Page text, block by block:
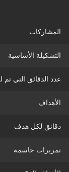
المشاركات
التشكيلة الأساسية
عدد الدقائق التي تم
الأهداف
دقائق لكل هدف
تمريرات حاسمة